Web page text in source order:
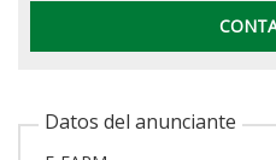
Datos del anunciante